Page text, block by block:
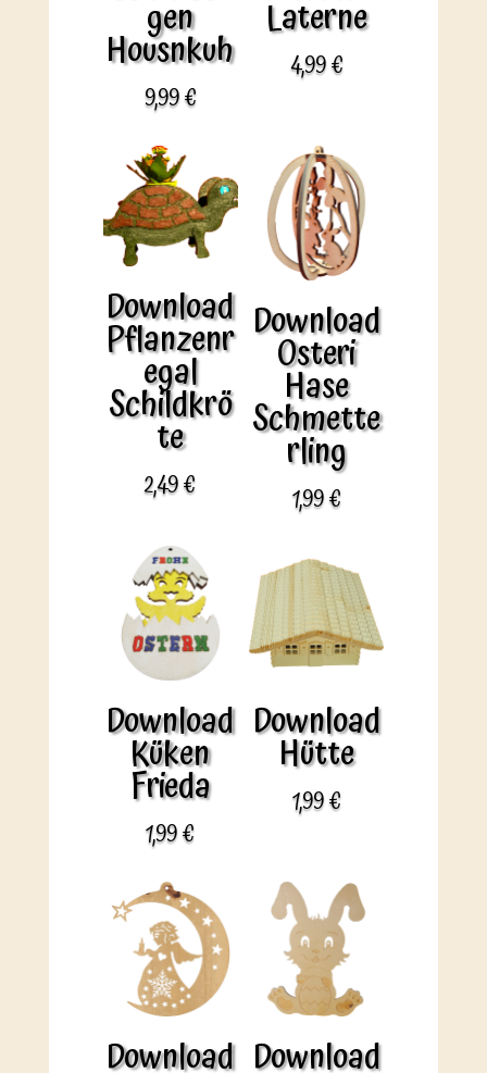
gen
Housnkuh
9,99€
Laterne
4,99€
Download
Pflanzenr
egal
Schildkrö
te
2,49€
Download
Osteri
Hase
Schmette
rling
1,99€
Download
Küken
Frieda
1,99€
Download
Hütte
1,99€
Download Download